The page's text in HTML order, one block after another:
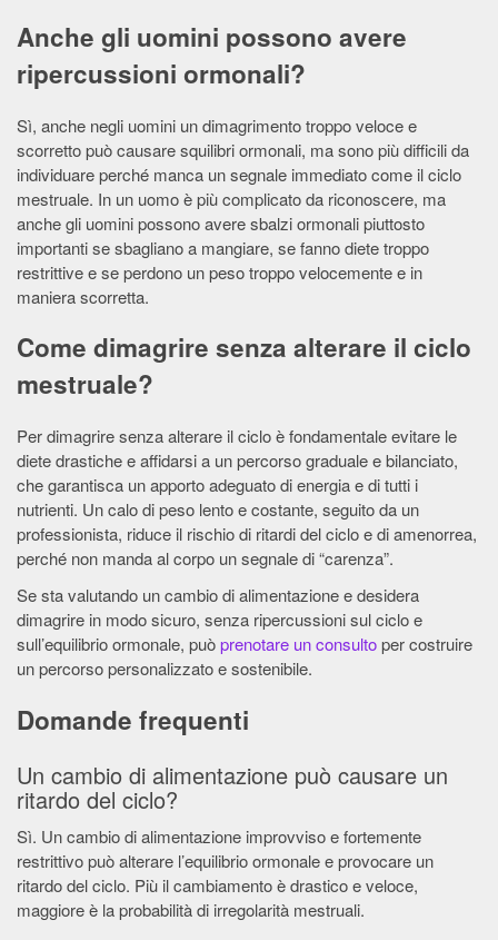
Anche gli uomini possono avere
ripercussioni ormonali?
Sì, anche negli uomini un dimagrimento troppo veloce e
scorretto può causare squilibri ormonali, ma sono più difficili da
individuare perché manca un segnale immediato come il ciclo
mestruale. In un uomo è più complicato da riconoscere, ma
anche gli uomini possono avere sbalzi ormonali piuttosto
importanti se sbagliano a mangiare, se fanno diete troppo
restrittive e se perdono un peso troppo velocemente e in
maniera scorretta.
Come dimagrire senza alterare il ciclo
mestruale?
Per dimagrire senza alterare il ciclo è fondamentale evitare le
diete drastiche e affidarsi a un percorso graduale e bilanciato,
che garantisca un apporto adeguato di energia e di tutti i
nutrienti. Un calo di peso lento e costante, seguito da un
professionista, riduce il rischio di ritardi del ciclo e di amenorrea,
perché non manda al corpo un segnale di “carenza”.
Se sta valutando un cambio di alimentazione e desidera
dimagrire in modo sicuro, senza ripercussioni sul ciclo e
sull’equilibrio ormonale, puòprenotare un consultoper costruire
un percorso personalizzato e sostenibile.
Domande frequenti
Un cambio di alimentazione può causare un
ritardo del ciclo?
Sì. Un cambio di alimentazione improvviso e fortemente
restrittivo può alterare l’equilibrio ormonale e provocare un
ritardo del ciclo. Più il cambiamento è drastico e veloce,
maggiore è la probabilità di irregolarità mestruali.